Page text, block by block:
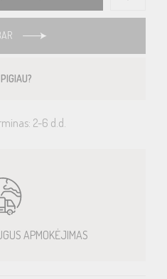
2-6 d.d.
APMOKĖJIMAS